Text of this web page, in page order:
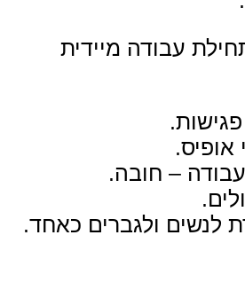
עבודה מיידית
– חובה.
ולגברים כאחד.